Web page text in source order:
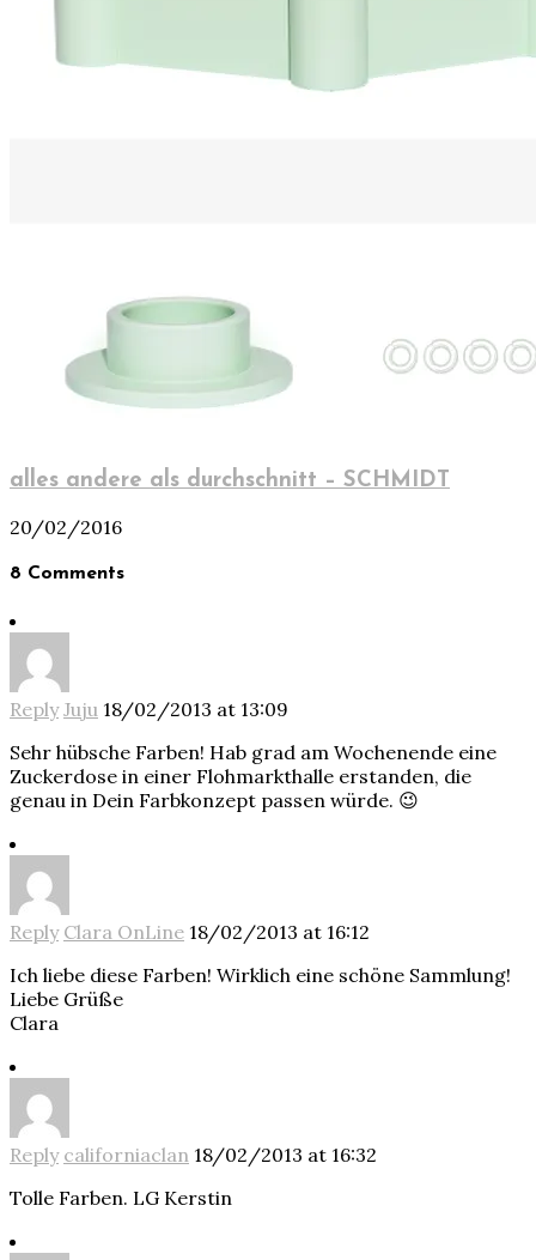
alles andere als durchschnitt – SCHMIDT
20/02/2016
8 Comments
Reply Juju 18/02/2013 at 13:09
Sehr hübsche Farben! Hab grad am Wochenende eine
Zuckerdose in einer Flohmarkthalle erstanden, die
genau in Dein Farbkonzept passen würde. 😉
Reply Clara OnLine 18/02/2013 at 16:12
Ich liebe diese Farben! Wirklich eine schöne Sammlung!
Liebe Grüße
Clara
Reply californiaclan 18/02/2013 at 16:32
Tolle Farben. LG Kerstin